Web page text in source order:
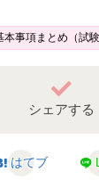
事項まとめ（試
シェアする
はてブ